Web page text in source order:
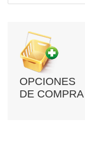
OPCIONES
DE COMPRA